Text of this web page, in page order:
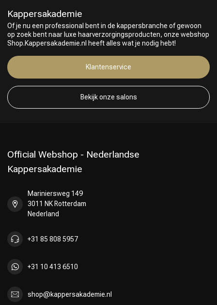
Kappersakademie
Of je nu een professional bent in de kappersbranche of gewoon
op zoek bent naar luxe haarverzorgingsproducten, onze webshop
Shop.Kappersakademie.nl heeft alles wat je nodig hebt!
Klantenservice
Bekijk onze salons
Official Webshop - Nederlandse
Kappersakademie
Mariniersweg 149
3011 NK Rotterdam
Nederland
+31 85 808 5957
+31 10 413 6510
shop@kappersakademie.nl